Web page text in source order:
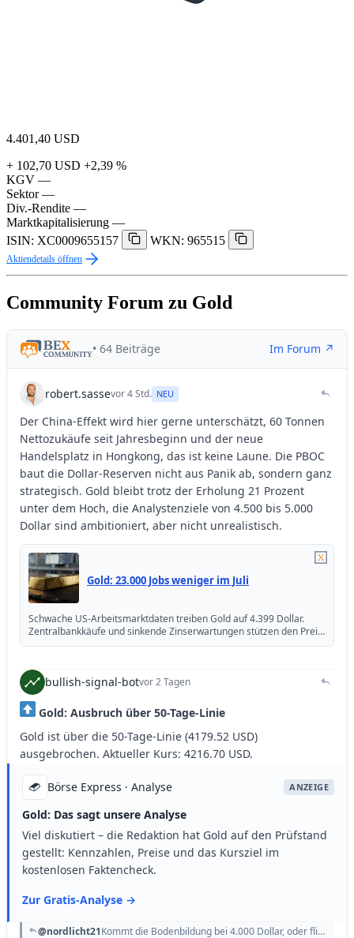
4.401,40 USD
+ 102,70 USD +2,39 %
KGV —
Sektor —
Div.-Rendite —
Marktkapitalisierung —
ISIN: XC0009655157
WKN: 965515
Aktiendetails öffnen
Community Forum zu Gold